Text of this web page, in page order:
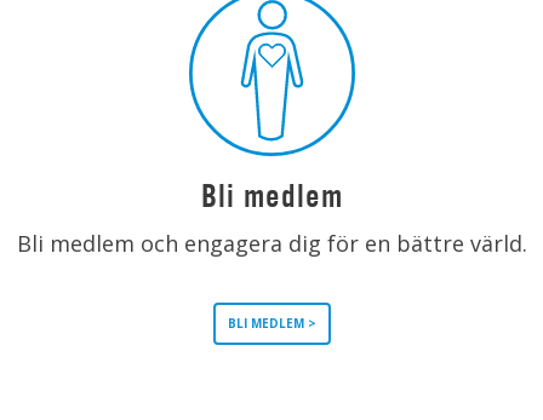
Bli medlem
Bli medlem och engagera dig för en bättre värld.
BLI MEDLEM >